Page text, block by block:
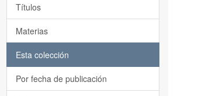
Títulos
Materias
Esta colección
Por fecha de publicación